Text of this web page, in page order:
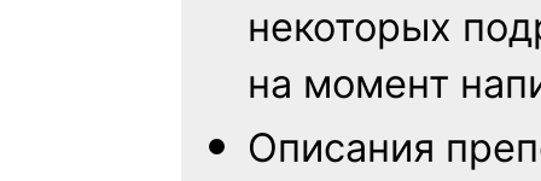
некоторых
на момент
Описания